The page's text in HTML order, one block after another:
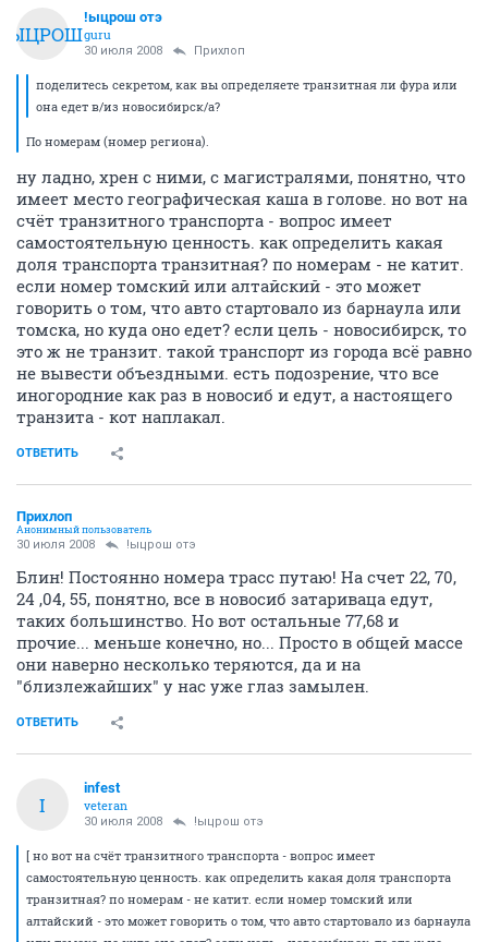
!ЫЦРОШ
!ыцрош отэ
guru
30 июля 2008 Прихлоп
поделитесь секретом, как вы определяете транзитная ли фура или
она едет в/из новосибирск/а?
По номерам (номер региона).
ну ладно, хрен с ними, с магистралями, понятно, что
имеет место географическая каша в голове. но вот на
счёт транзитного транспорта - вопрос имеет
самостоятельную ценность. как определить какая
доля транспорта транзитная? по номерам - не катит.
если номер томский или алтайский - это может
говорить о том, что авто стартовало из барнаула или
томска, но куда оно едет? если цель - новосибирск, то
это ж не транзит. такой транспорт из города всё равно
не вывести объездными. есть подозрение, что все
иногородние как раз в новосиб и едут, а настоящего
транзита - кот наплакал.
ОТВЕТИТЬ
Прихлоп
Анонимный пользователь
30 июля 2008 !ыцрош отэ
Блин! Постоянно номера трасс путаю! На счет 22, 70,
24 ,04, 55, понятно, все в новосиб затариваца едут,
таких большинство. Но вот остальные 77,68 и
прочие... меньше конечно, но... Просто в общей массе
они наверно несколько теряются, да и на
"близлежайших" у нас уже глаз замылен.
ОТВЕТИТЬ
I
infest
veteran
30 июля 2008 !ыцрош отэ
[ но вот на счёт транзитного транспорта - вопрос имеет
самостоятельную ценность. как определить какая доля транспорта
транзитная? по номерам - не катит. если номер томский или
алтайский - это может говорить о том, что авто стартовало из барнаула